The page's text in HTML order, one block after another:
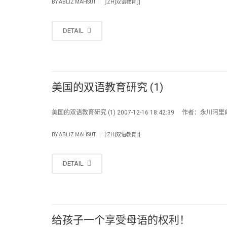
BYABLIZ MAHSUT [:ZH]双语教育[:]
DETAIL
美国的双语教育研究 (1)
美国的双语教育研究 (1) 2007-12-16 18:42:39 作者：永川阿
BYABLIZ MAHSUT [:ZH]双语教育[:]
DETAIL
给孩子一个享受母语的权利！